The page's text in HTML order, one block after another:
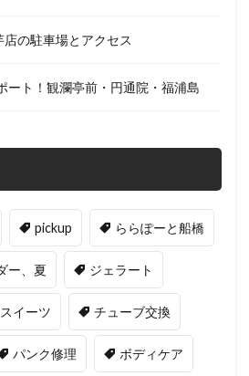
の駐車場とアクセス
ート！観瀾亭前・円通院・福浦島
pickup ららぽーと船橋
ー、夏 ジェラート
スイーツ チューブ交換
パンク修理 ボディケア